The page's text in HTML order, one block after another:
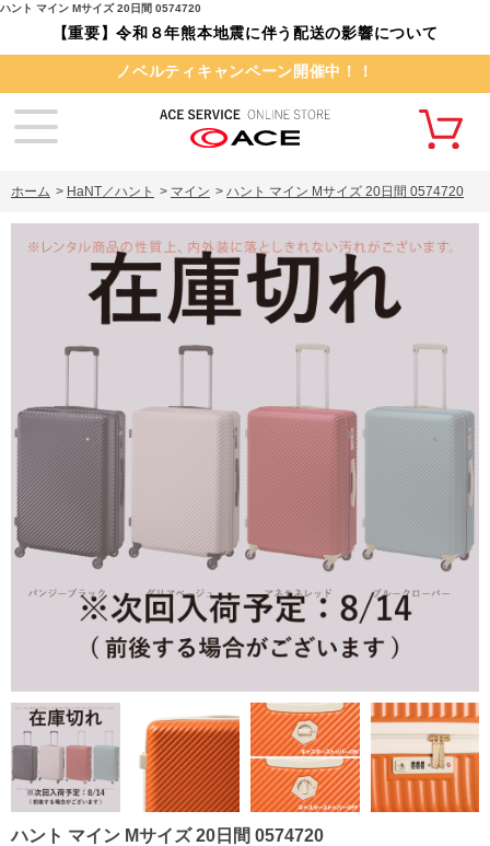
ハント マイン Mサイズ 20日間 0574720
【重要】令和８年熊本地震に伴う配送の影響について
ノベルティキャンペーン開催中！！
ホーム > HaNT／ハント > マイン > ハント マイン Mサイズ 20日間 0574720
ハント マイン Mサイズ 20日間 0574720